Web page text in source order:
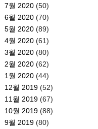
7월 2020(50)
6월 2020(70)
5월 2020(89)
4월 2020(61)
3월 2020(80)
2월 2020(62)
1월 2020(44)
12월 2019(52)
11월 2019(67)
10월 2019(88)
9월 2019(80)